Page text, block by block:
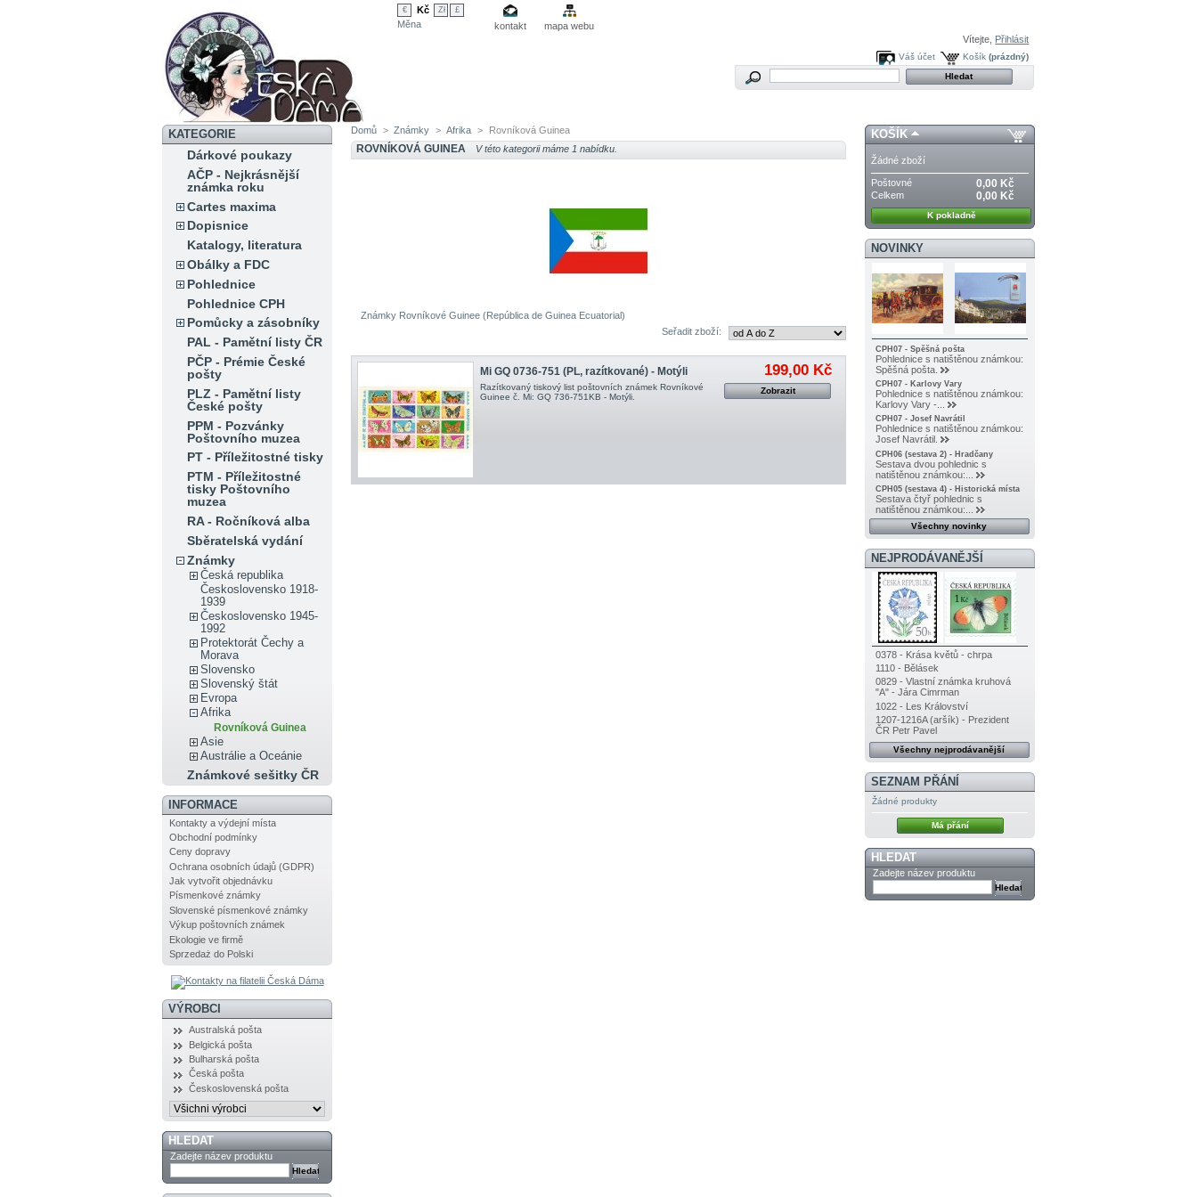
€ Kč Zł £
Měna kontakt
mapa webu
Vítejte,
Přihlásit
Košík (prázdný)
Váš účet
KATEGORIE
Dárkové poukazy
AČP - Nejkrásnější
známka roku
Cartes maxima
Dopisnice
Katalogy, literatura
Obálky a FDC
Pohlednice
Pohlednice CPH
Pomůcky a zásobníky
PAL - Pamětní listy ČR
PČP - Prémie České
pošty
PLZ - Pamětní listy
České pošty
PPM - Pozvánky
Poštovního muzea
PT - Příležitostné tisky
PTM - Příležitostné
tisky Poštovního
muzea
RA - Ročníková alba
Sběratelská vydání
Známky
Česká republika
Československo 1918-
1939
Československo 1945-
1992
Protektorát Čechy a
Morava
Slovensko
Slovenský štát
Evropa
Afrika
Rovníková Guinea
Asie
Austrálie a Oceánie
Známkové sešitky ČR
INFORMACE
Kontakty a výdejní místa
Obchodní podmínky
Ceny dopravy
Ochrana osobních údajů (GDPR)
Jak vytvořit objednávku
Písmenkové známky
Slovenské písmenkové známky
Výkup poštovních známek
Ekologie ve firmě
Sprzedaż do Polski
VÝROBCI
Australská pošta
Belgická pošta
Bulharská pošta
Česká pošta
Československá pošta
HLEDAT
Zadejte název produktu
Domů > Známky > Afrika > Rovníková Guinea
ROVNÍKOVÁ GUINEA V této kategorii máme 1 nabídku.
Známky Rovníkové Guinee (República de Guinea Ecuatorial)
Seřadit zboží:
Mi GQ 0736-751 (PL, razítkované) - Motýli
Razítkovaný tiskový list poštovních známek Rovníkové
Guinee č. Mi: GQ 736-751 KB - Motýli.
199,00 Kč
Zobrazit
KOŠÍK
Žádné zboží
Poštovné 0,00 Kč
Celkem 0,00 Kč
K pokladně
NOVINKY
CPH07 - Spěšná pošta
Pohlednice s natištěnou známkou:
Spěšná pošta.
CPH07 - Karlovy Vary
Pohlednice s natištěnou známkou:
Karlovy Vary -...
CPH07 - Josef Navrátil
Pohlednice s natištěnou známkou:
Josef Navrátil.
CPH06 (sestava 2) - Hradčany
Sestava dvou pohlednic s
natištěnou známkou:...
CPH05 (sestava 4) - Historická místa
Sestava čtyř pohlednic s
natištěnou známkou:...
Všechny novinky
NEJPRODÁVANĚJŠÍ
0378 - Krása květů - chrpa
1110 - Bělásek
0829 - Vlastní známka kruhová
"A" - Jára Cimrman
1022 - Les Království
1207-1216A (aršík) - Prezident
ČR Petr Pavel
Všechny nejprodávanější
SEZNAM PŘÁNÍ
Žádné produkty
Má přání
HLEDAT
Zadejte název produktu